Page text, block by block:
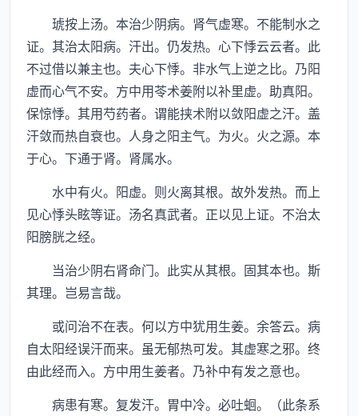
琥按上汤。本治少阴病。肾气虚寒。不能制水之
证。其治太阳病。汗出。仍发热。心下悸云云者。此
不过借以兼主也。夫心下悸。非水气上逆之比。乃阳
虚而心气不安。方中用苓术姜附以补里虚。助真阳。
保惊悸。其用芍药者。谓能挟术附以敛阳虚之汗。盖
汗敛而热自衰也。人身之阳主气。为火。火之源。本
于心。下通于肾。肾属水。
水中有火。阳虚。则火离其根。故外发热。而上
见心悸头眩等证。汤名真武者。正以见上证。不治太
阳膀胱之经。
当治少阴右肾命门。此实从其根。固其本也。斯
其理。岂易言哉。
或问治不在表。何以方中犹用生姜。余答云。病
自太阳经误汗而来。虽无郁热可发。其虚寒之邪。终
由此经而入。方中用生姜者。乃补中有发之意也。
病患有寒。复发汗。胃中冷。必吐蛔。（此条系